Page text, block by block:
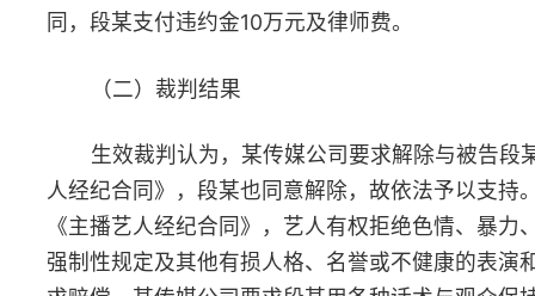
三、主播虚构事实诱导消费构成欺诈，平台积极处置不担责
谢某诉某科技有限公司、焦某等信息网络买卖合同纠纷案
（一）基本案情